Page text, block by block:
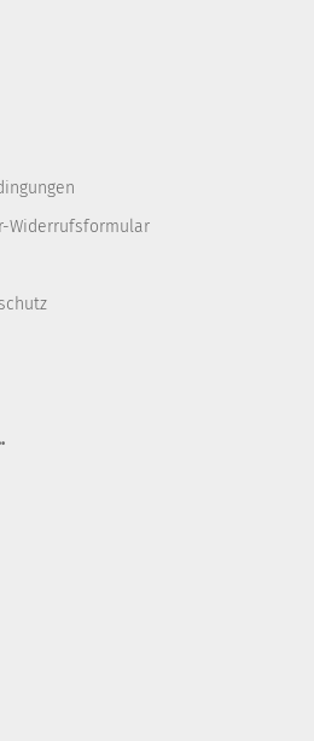
Widerrufsformular